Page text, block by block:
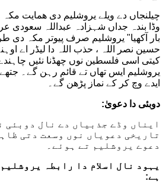
چیلنجاں دے ویلے یروشلیم دی ھمایت
وڈا بندہ جداں شہزادہ عبداللہ سعودی
بار آکھیا" یروشلیم صرف پیوتر مکہ دی
حسین نصر اللہ ، حذب اللہ دا لیڈر اے
کیتی اسی فلسطین نوں چھڈنا نئیں
یروشلیم ایس تھاں تے قائم رہن گے۔ جتھے
ایدے وچ کر کے نماز پڑھن گے۔
دوبئی دا دعویٰ:
ایناں وڈے جذبیاں دے نال دوبئی
تاریخی دعویاں نوں وسعت دتی
دعوے یروشلیم تے ہوئے۔
یہود نال اسلام دا رابطہ
ہے: